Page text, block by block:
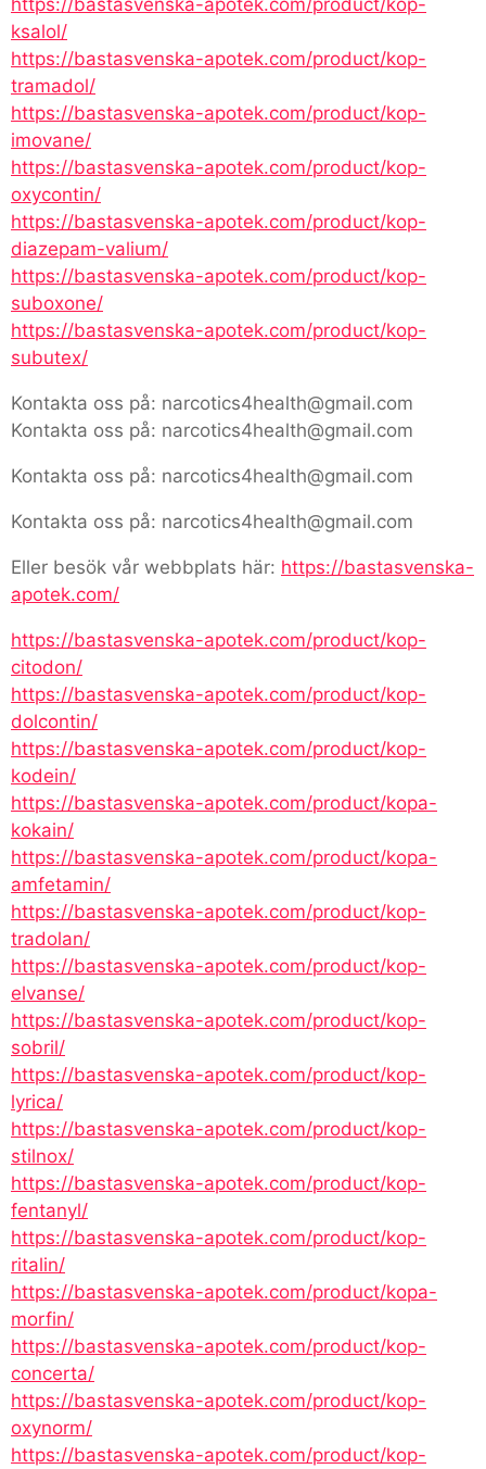
ksalol/
https://bastasvenska-apotek.com/product/kop-
tramadol/
https://bastasvenska-apotek.com/product/kop-
imovane/
https://bastasvenska-apotek.com/product/kop-
oxycontin/
https://bastasvenska-apotek.com/product/kop-
diazepam-valium/
https://bastasvenska-apotek.com/product/kop-
suboxone/
https://bastasvenska-apotek.com/product/kop-
subutex/
Kontakta oss på: narcotics4health@gmail.com
Kontakta oss på: narcotics4health@gmail.com
Kontakta oss på: narcotics4health@gmail.com
Kontakta oss på: narcotics4health@gmail.com
Eller besök vår webbplats här: https://bastasvenska-
apotek.com/
https://bastasvenska-apotek.com/product/kop-
citodon/
https://bastasvenska-apotek.com/product/kop-
dolcontin/
https://bastasvenska-apotek.com/product/kop-
kodein/
https://bastasvenska-apotek.com/product/kopa-
kokain/
https://bastasvenska-apotek.com/product/kopa-
amfetamin/
https://bastasvenska-apotek.com/product/kop-
tradolan/
https://bastasvenska-apotek.com/product/kop-
elvanse/
https://bastasvenska-apotek.com/product/kop-
sobril/
https://bastasvenska-apotek.com/product/kop-
lyrica/
https://bastasvenska-apotek.com/product/kop-
stilnox/
https://bastasvenska-apotek.com/product/kop-
fentanyl/
https://bastasvenska-apotek.com/product/kop-
ritalin/
https://bastasvenska-apotek.com/product/kopa-
morfin/
https://bastasvenska-apotek.com/product/kop-
concerta/
https://bastasvenska-apotek.com/product/kop-
oxynorm/
https://bastasvenska-apotek.com/product/kop-